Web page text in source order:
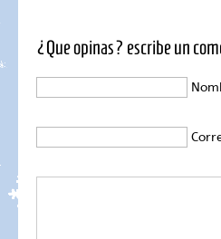
¿Que opinas? escribe un